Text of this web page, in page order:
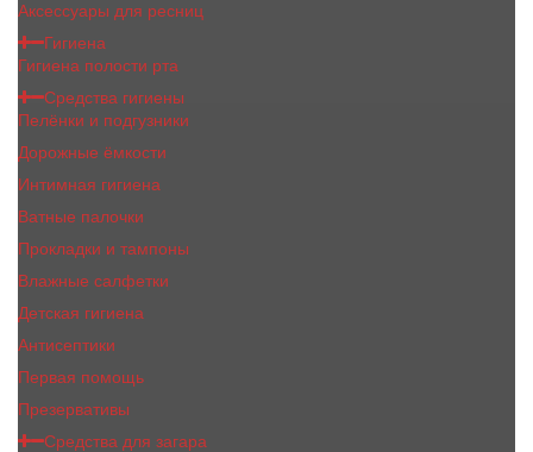
Аксессуары для ресниц
Гигиена
Гигиена полости рта
Средства гигиены
Пелёнки и подгузники
Дорожные ёмкости
Интимная гигиена
Ватные палочки
Прокладки и тампоны
Влажные салфетки
Детская гигиена
Антисептики
Первая помощь
Презервативы
Средства для загара